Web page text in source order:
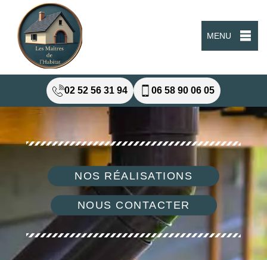
MENU
02 52 56 31 94 06 58 90 06 05
NOS RÉALISATIONS
NOUS CONTACTER